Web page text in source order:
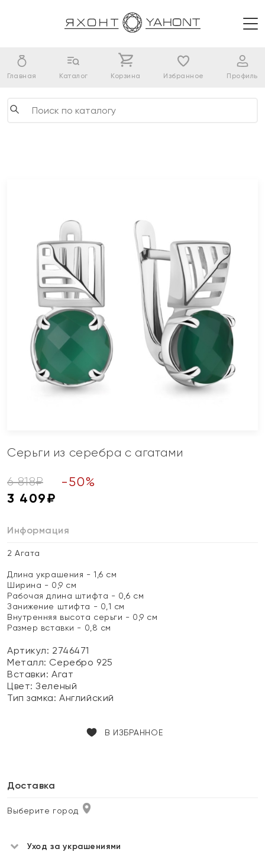
Главная Каталог Корзина Избранное Профиль
Серьги из серебра с агатами
6 818₽ -50%
3 409₽
Информация
2 Агата
Длина украшения - 1,6 см
Ширина - 0,9 см
Рабочая длина штифта - 0,6 см
Занижение штифта - 0,1 см
Внутренняя высота серьги - 0,9 см
Размер вставки - 0,8 см
Артикул: 2746471
Металл: Серебро 925
Вставки:Агат
Цвет:Зеленый
Тип замка:Английский
В ИЗБРАННОЕ
Доставка
Выберите город
Уход за украшениями